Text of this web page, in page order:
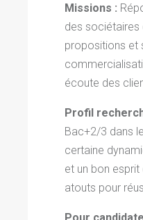
Missions :
des
propositions et
écoute des
Profil
Bac+2/3 dans
certaine
et un bon esprit
atouts pour
Pour